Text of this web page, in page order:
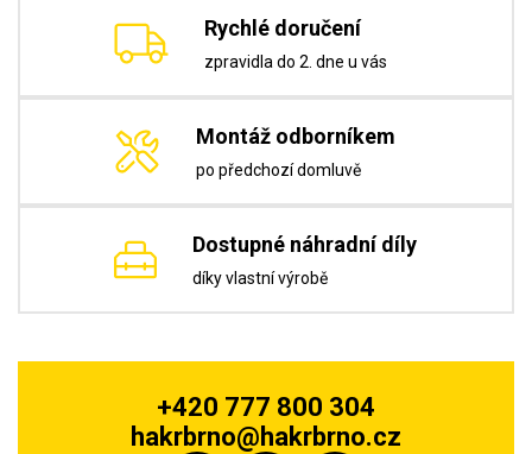
Rychlé doručení
zpravidla do 2. dne u vás
Montáž odborníkem
po předchozí domluvě
Dostupné náhradní díly
díky vlastní výrobě
+420 777 800 304
hakrbrno@hakrbrno.cz